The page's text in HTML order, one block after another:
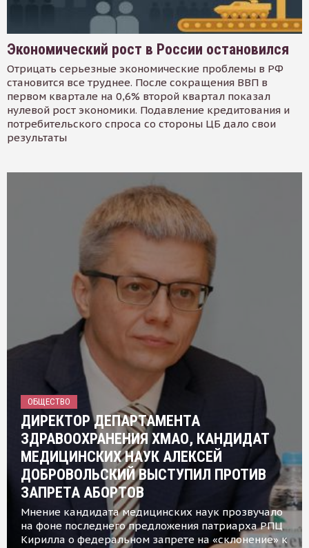
Экономический рост в России остановился
Отрицать серьезные экономические проблемы в РФ
становится все труднее. После сокращения ВВП в
первом квартале на 0,6% второй квартал показал
нулевой рост экономики. Подавление кредитования и
потребительского спроса со стороны ЦБ дало свои
результаты
ОБЩЕСТВО
ДИРЕКТОР ДЕПАРТАМЕНТА
ЗДРАВООХРАНЕНИЯ ХМАО, КАНДИДАТ
МЕДИЦИНСКИХ НАУК АЛЕКСЕЙ
ДОБРОВОЛЬСКИЙ ВЫСТУПИЛ ПРОТИВ
ЗАПРЕТА АБОРТОВ
Мнение кандидата медицинских наук прозвучало
на фоне последнего предложения патриарха РПЦ
Кирилла о федеральном запрете на «склонение» к